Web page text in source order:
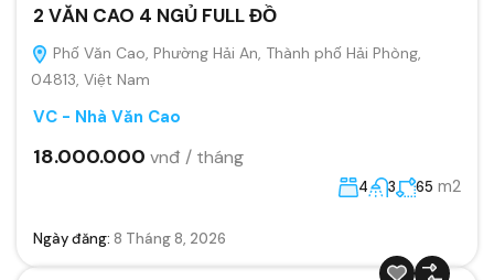
2 VĂN CAO 4 NGỦ FULL ĐỒ
Phố Văn Cao, Phường Hải An, Thành phố Hải Phòng,
04813, Việt Nam
VC - Nhà Văn Cao
18.000.000 vnđ / tháng
4 3 65 m2
Ngày đăng: 8 Tháng 8, 2026